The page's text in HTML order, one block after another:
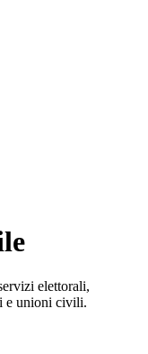
elettorali,
e unioni civili.